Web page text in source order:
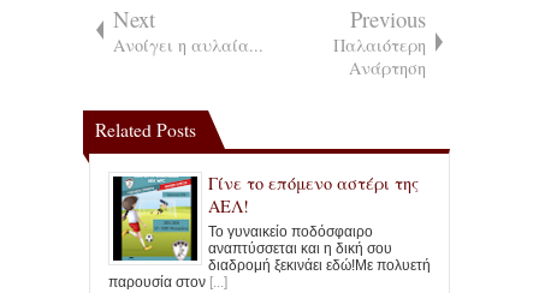
Next
Ανοίγει η αυλαία...
Previous
Παλαιότερη
Ανάρτηση
Related Posts
Γίνε το επόμενο αστέρι της
ΑΕΛ!
Το γυναικείο ποδόσφαιρο
αναπτύσσεται και η δική σου
διαδρομή ξεκινάει εδώ!Με πολυετή
παρουσία στον [...]